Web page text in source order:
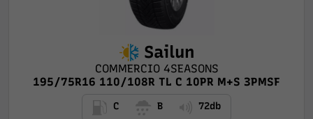
Sailun
COMMERCIO 4SEASONS
195/75R16 110/108R TL C 10PR M+S 3PMSF
C B 72db